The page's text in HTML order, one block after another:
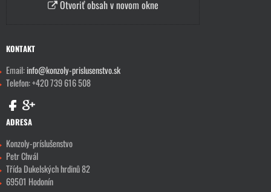
Otvoriť obsah v novom okne
KONTAKT
Email:info@konzoly-prislusenstvo.sk
Telefon: +420 739 616 508
ADRESA
Konzoly-príslušenstvo
Petr Chvál
Třída Dukelských hrdinů 82
69501 Hodonín